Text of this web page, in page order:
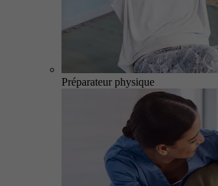
Préparateur physique